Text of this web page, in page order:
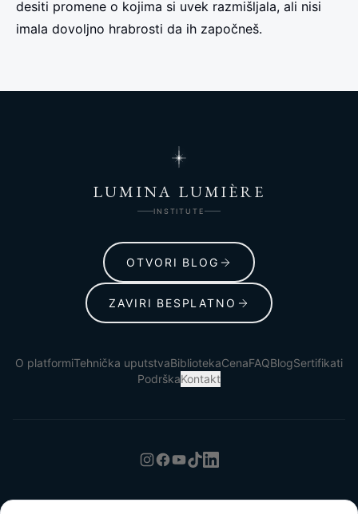
desiti promene o kojima si uvek razmišljala, ali nisi
imala dovoljno hrabrosti da ih započneš.
LUMINA LUMIÈRE
INSTITUTE
OTVORI BLOG
ZAVIRI BESPLATNO
O platformiTehnička uputstvaBibliotekaCenaFAQBlogSertifikati
PodrškaKontakt